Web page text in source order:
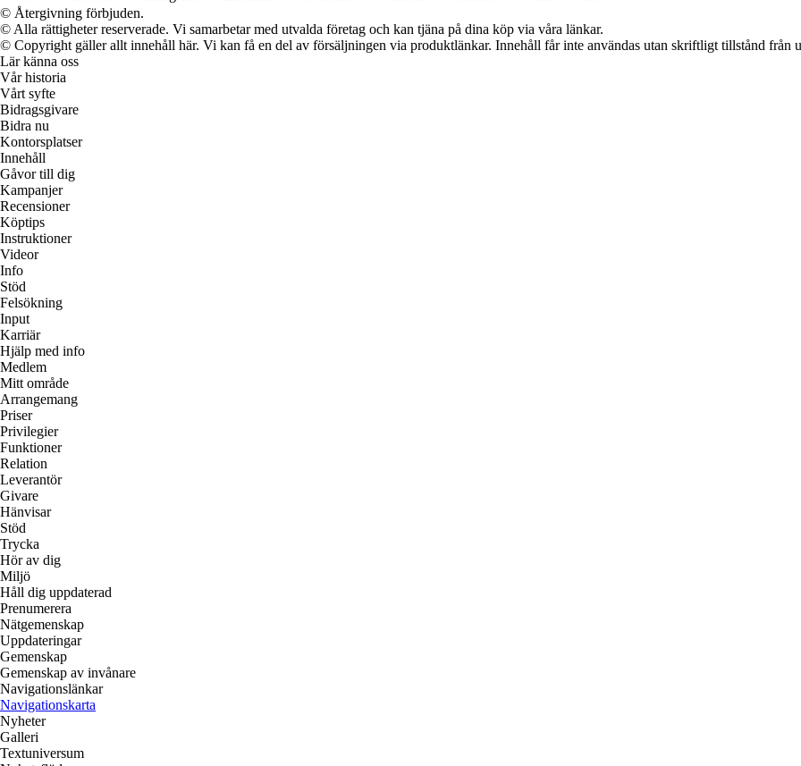
© Återgivning förbjuden.
© Alla rättigheter reserverade. Vi samarbetar med utvalda företag och kan tjäna på dina köp via våra länkar.
© Copyright gäller allt innehåll här. Vi kan få en del av försäljningen via produktlänkar. Innehåll får inte användas utan skriftligt tillstånd från
Lär känna oss
Vår historia
Vårt syfte
Bidragsgivare
Bidra nu
Kontorsplatser
Innehåll
Gåvor till dig
Kampanjer
Recensioner
Köptips
Instruktioner
Videor
Info
Stöd
Felsökning
Input
Karriär
Hjälp med info
Medlem
Mitt område
Arrangemang
Priser
Privilegier
Funktioner
Relation
Leverantör
Givare
Hänvisar
Stöd
Trycka
Hör av dig
Miljö
Håll dig uppdaterad
Prenumerera
Nätgemenskap
Uppdateringar
Gemenskap
Gemenskap av invånare
Navigationslänkar
Navigationskarta
Nyheter
Galleri
Textuniversum